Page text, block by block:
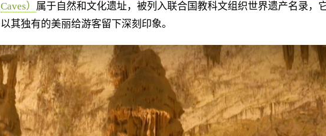
Caves） 属于自然和文化遗址，被列入联合国教科文组织世界遗产名录，
以其独有的美丽给游客留下深刻印象。